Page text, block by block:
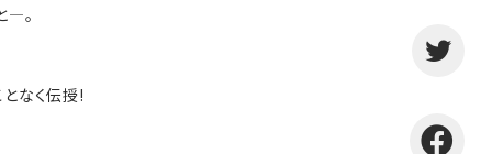
―。
となく伝授!